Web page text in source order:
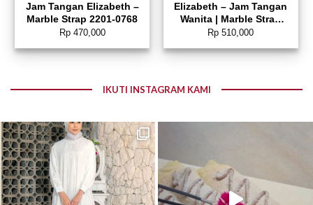
Jam Tangan Elizabeth –
Marble Strap 2201-0768
Rp470,000
Elizabeth – Jam Tangan
Wanita | Marble Strap
2201-0846
Rp 510,000
IKUTI INSTAGRAM KAMI